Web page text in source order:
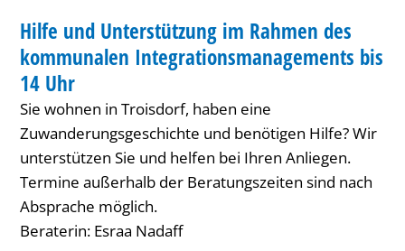
und
Unterstützung
im
Rahmen
des
kommunalen
Integrationsmanagements
KATEGORIE: BERATUNG
Hilfe und Unterstützung im Rahmen des
kommunalen Integrationsmanagements bis
14 Uhr
Sie wohnen in Troisdorf, haben eine
Zuwanderungsgeschichte und benötigen Hilfe? Wir
unterstützen Sie und helfen bei Ihren Anliegen.
Termine außerhalb der Beratungszeiten sind nach
Absprache möglich.
Beraterin: Esraa Nadaff